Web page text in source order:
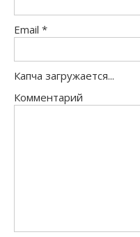
Email *
Капча загружается...
Комментарий